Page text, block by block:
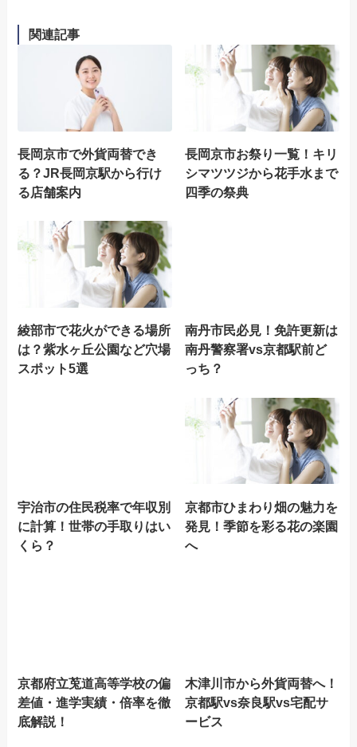
関連記事
長岡京市で外貨両替でき
る？JR長岡京駅から行け
る店舗案内
長岡京市お祭り一覧！キリ
シマツツジから花手水まで
四季の祭典
綾部市で花火ができる場所
は？紫水ヶ丘公園など穴場
スポット5選
南丹市民必見！免許更新は
南丹警察署vs京都駅前ど
っち？
宇治市の住民税率で年収別
に計算！世帯の手取りはい
くら？
京都市ひまわり畑の魅力を
発見！季節を彩る花の楽園
へ
京都府立莵道高等学校の偏
差値・進学実績・倍率を徹
底解説！
木津川市から外貨両替へ！
京都駅vs奈良駅vs宅配サ
ービス